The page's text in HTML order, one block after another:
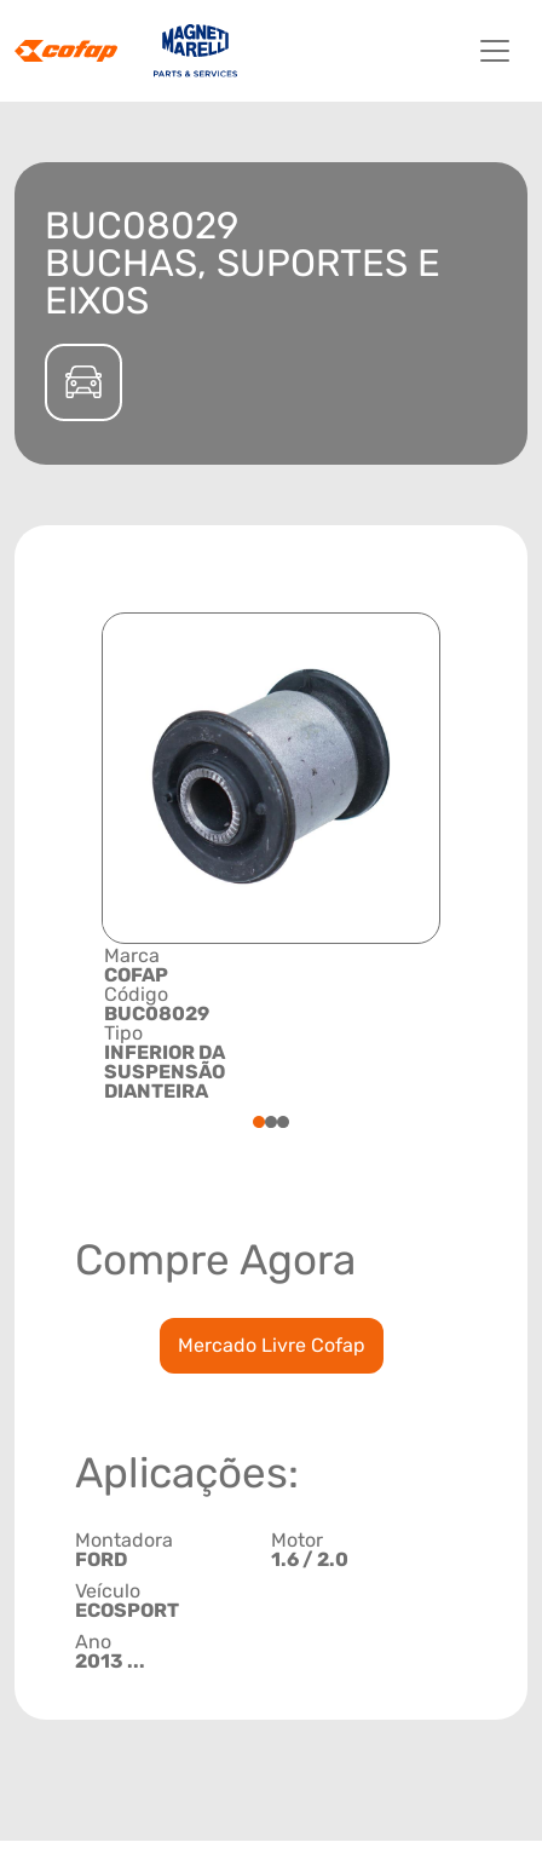
BUC08029
BUCHAS, SUPORTES E
EIXOS
Marca
COFAP
Código
BUC08029
Tipo
INFERIOR DA
SUSPENSÃO
DIANTEIRA
123
Compre Agora
Mercado Livre Cofap
Aplicações:
Montadora
FORD
Veículo
ECOSPORT
Ano
2013 ...
Motor
1.6 / 2.0